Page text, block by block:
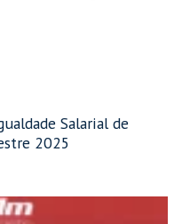
Salarial de
2025